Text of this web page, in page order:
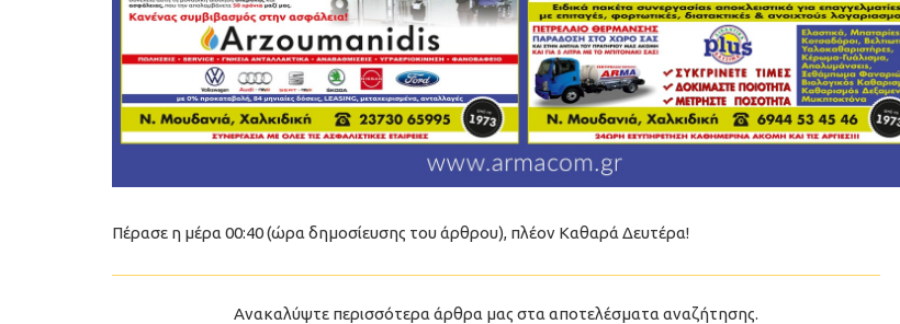
Πέρασε η μέρα 00:40 (ώρα δημοσίευσης του άρθρου), πλέον Καθαρά Δευτέρα!
Ανακαλύψτε περισσότερα άρθρα μας στα αποτελέσματα αναζήτησης.